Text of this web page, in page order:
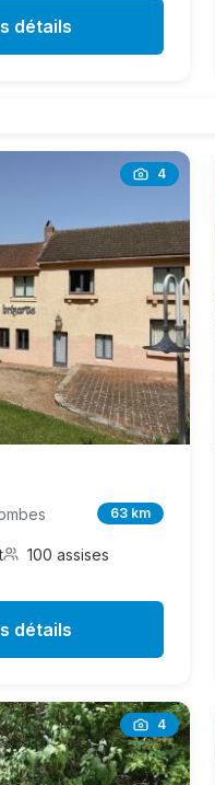
détails
4
63 km
100 assises
détails
4